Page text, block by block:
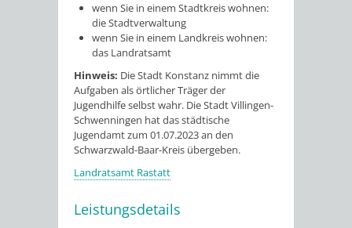
wenn Sie in einem Stadtkreis wohnen:
die Stadtverwaltung
wenn Sie in einem Landkreis wohnen:
das Landratsamt
Hinweis: Die Stadt Konstanz nimmt die
Aufgaben als örtlicher Träger der
Jugendhilfe selbst wahr. Die Stadt Villingen-
Schwenningen hat das städtische
Jugendamt zum 01.07.2023 an den
Schwarzwald-Baar-Kreis übergeben.
Landratsamt Rastatt
Leistungsdetails